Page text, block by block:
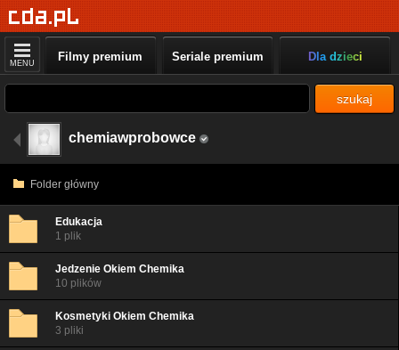
MENU Filmy premium Seriale premium Dla dzieci
szukaj
chemiawprobowce
Folder główny
Edukacja
1 plik
Jedzenie Okiem Chemika
10 plików
Kosmetyki Okiem Chemika
3 pliki